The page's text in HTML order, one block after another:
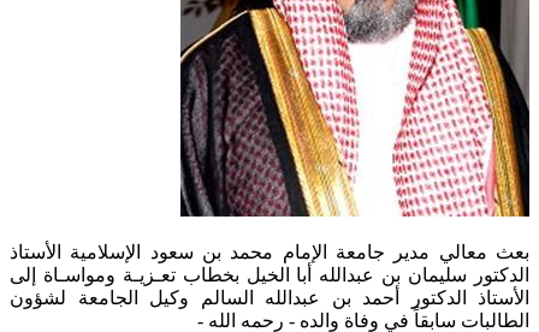
​بعث معالي مدير جامعة الإمام محمد بن سعود الإسلامية الأستاذ
الدكتور سليمان بن عبدالله أبا الخيل بخطاب تعـزيـة ومواسـاة إلى
الأستاذ الدكتور أحمد بن عبدالله السالم وكيل الجامعة لشؤون
الطالبات سابقاً في وفاة والده - رحمه الله -